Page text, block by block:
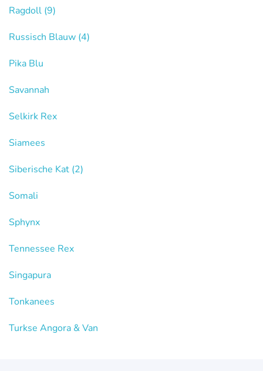
Ragdoll (9)
Russisch Blauw (4)
Pika Blu
Savannah
Selkirk Rex
Siamees
Siberische Kat (2)
Somali
Sphynx
Tennessee Rex
Singapura
Tonkanees
Turkse Angora & Van